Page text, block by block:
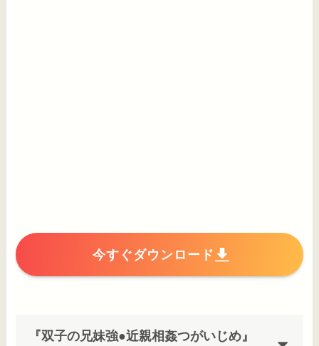
今すぐダウンロード
『双子の兄妹強●近親相姦つがいじめ』